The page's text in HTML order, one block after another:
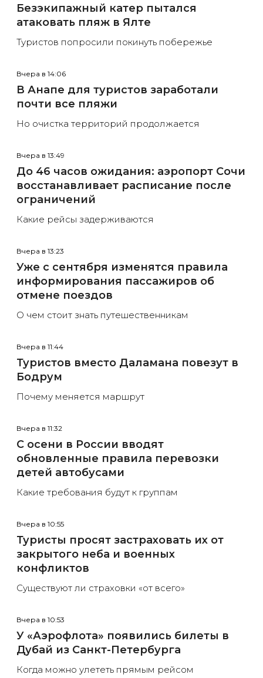
Безэкипажный катер пытался
атаковать пляж в Ялте
Туристов попросили покинуть побережье
Вчера в 14:06
В Анапе для туристов заработали
почти все пляжи
Но очистка территорий продолжается
Вчера в 13:49
До 46 часов ожидания: аэропорт Сочи
восстанавливает расписание после
ограничений
Какие рейсы задерживаются
Вчера в 13:23
Уже с сентября изменятся правила
информирования пассажиров об
отмене поездов
О чем стоит знать путешественникам
Вчера в 11:44
Туристов вместо Даламана повезут в
Бодрум
Почему меняется маршрут
Вчера в 11:32
С осени в России вводят
обновленные правила перевозки
детей автобусами
Какие требования будут к группам
Вчера в 10:55
Туристы просят застраховать их от
закрытого неба и военных
конфликтов
Существуют ли страховки «от всего»
Вчера в 10:53
У «Аэрофлота» появились билеты в
Дубай из Санкт-Петербурга
Когда можно улететь прямым рейсом